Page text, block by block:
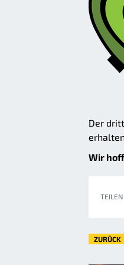
Der
Wir
TEILEN
ZURÜCK